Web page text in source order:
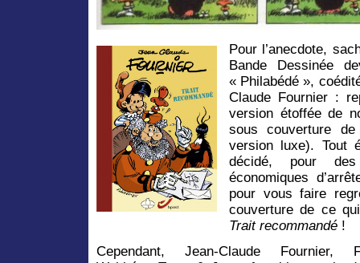
Pour l’anecdote,
Bande Dessinée
« Philabédé »,
Claude Fournier :
version étoffée de
sous couverture
version luxe). Tout
décidé, pour
économiques
pour vous faire
couverture de ce
Trait recommandé !
Cependant, Jean-Claude Fournier,